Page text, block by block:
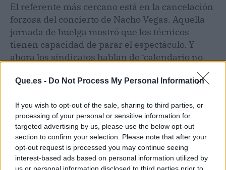
Que.es - Do Not Process My Personal Information
If you wish to opt-out of the sale, sharing to third parties, or
processing of your personal or sensitive information for
targeted advertising by us, please use the below opt-out
section to confirm your selection. Please note that after your
opt-out request is processed you may continue seeing
interest-based ads based on personal information utilized by
us or personal information disclosed to third parties prior to
El referente más cercano está en la cancelación
forzosa del concierto de Nacho Vegas. Aquella
jornada de huelga mostró que los técnicos
tienen capacidad de parar el espectáculo. Y
ahora los sindicatos hablan de ‘calendario no
durante las fiestas patronales. Sin acuerdo, el
La parte más sangrante, según el colectivo, es
quela patronal ni siquiera se sienta con
voluntad real de negociar . Los técnicos la
acusan de ‘vendehúmos’ y de faltarles al